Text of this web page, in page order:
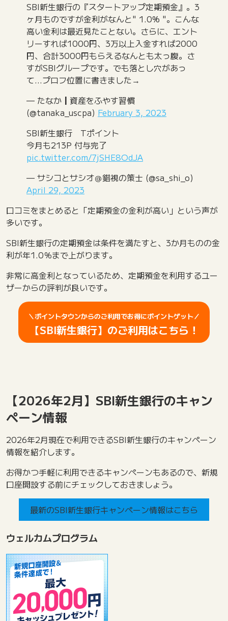
SBI新生銀行の『スタートアップ定期預金』。3
ヶ月ものですが金利がなんと" 1.0% "。こんな
高い金利は最近見たことない。さらに、エント
リーすれば1000円、3万以上入金すれば2000
円、合計3000円もらえるなんとも太っ腹。さ
すがSBIグループです。でも落とし穴があっ
て…プロフ位置に書きました→
— たなか┃資産をふやす習慣
(@tanaka_uscpa) February 3, 2023
SBI新生銀行 Tポイント
今月も213P 付与完了
pic.twitter.com/7jSHE8OdJA
— サシコとサシオ＠錯視の策士 (@sa_shi_o)
April 29, 2023
口コミをまとめると「定期預金の金利が高い」という声が
多いです。
SBI新生銀行の定期預金は条件を満たすと、3か月ものの金
利が年1.0％まで上がります。
非常に高金利となっているため、定期預金を利用するユー
ザーからの評判が良いです。
＼ポイントタウンからのご利用でお得にポイントゲット／
【SBI新生銀行】のご利用はこちら！
【2026年2月】SBI新生銀行のキャン
ペーン情報
2026年2月現在で利用できるSBI新生銀行のキャンペーン
情報を紹介します。
お得かつ手軽に利用できるキャンペーンもあるので、新規
口座開設する前にチェックしておきましょう。
最新のSBI新生銀行キャンペーン情報はこちら
ウェルカムプログラム